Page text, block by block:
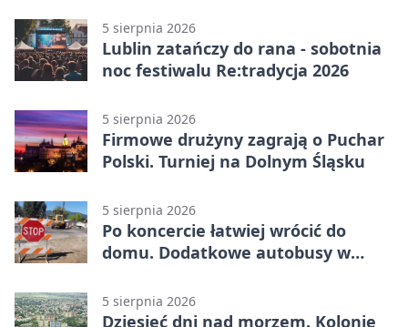
5 sierpnia 2026
Lublin zatańczy do rana - sobotnia
noc festiwalu Re:tradycja 2026
5 sierpnia 2026
Firmowe drużyny zagrają o Puchar
Polski. Turniej na Dolnym Śląsku
5 sierpnia 2026
Po koncercie łatwiej wrócić do
domu. Dodatkowe autobusy w
5 sierpnia 2026
Dziesięć dni nad morzem. Kolonie